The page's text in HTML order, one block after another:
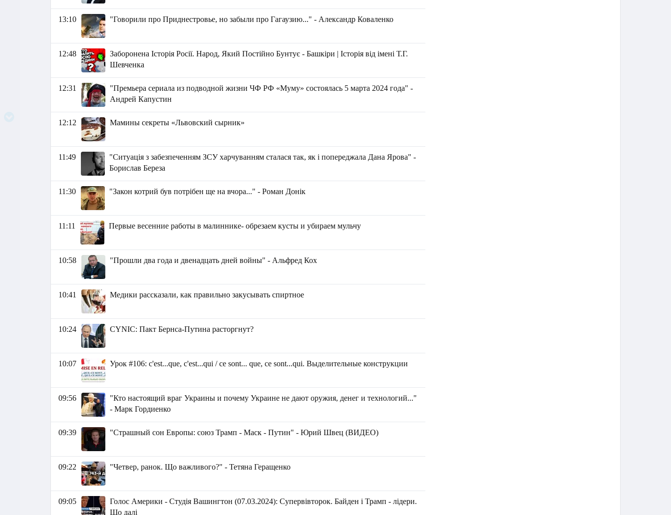
13:10 "Говорили про Приднестровье, но забыли про Гагаузию..." - Александр Коваленко
12:48
Заборонена Історія Росії. Народ, Який Постійно Бунтує - Башкіри | Історія від імені Т.Г.
Шевченка
12:31
"Премьера сериала из подводной жизни ЧФ РФ «Муму» состоялась 5 марта 2024 года" -
Андрей Капустин
12:12 Мамины секреты «Львовский сырник»
11:49
"Ситуація з забезпеченням ЗСУ харчуванням сталася так, як і попереджала Дана Ярова" -
Борислав Береза
11:30 "Закон котрий був потрібен ще на вчора..." - Роман Донік
11:11 Первые весенние работы в малиннике- обрезаем кусты и убираем мульчу
10:58 "Прошли два года и двенадцать дней войны" - Альфред Кох
10:41 Медики рассказали, как правильно закусывать спиртное
10:24 СYNIC: Пакт Бернса-Путина расторгнут?
10:07 Урок #106: c'est...que, c'est...qui / ce sont... que, ce sont...qui. Выделительные конструкции
09:56
"Кто настоящий враг Украины и почему Украине не дают оружия, денег и технологий..."
- Марк Гордиенко
09:39 "Страшный сон Европы: союз Трамп - Маск - Путин" - Юрий Швец (ВИДЕО)
09:22 "Четвер, ранок. Що важливого?" - Тетяна Геращенко
09:05
Голос Америки - Студія Вашингтон (07.03.2024): Супервівторок. Байден і Трамп - лідери.
Що далі